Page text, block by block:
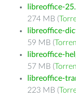
libreoffice-
274 MB (
libreoffice-
59 MB (
libreoffice-
57 MB (
libreoffice-
223 MB (